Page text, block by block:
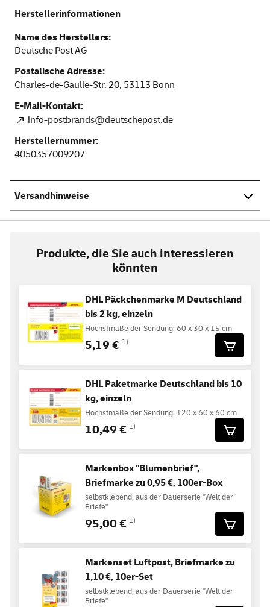
Herstellerinformationen
Name des Herstellers:
Deutsche Post AG
Postalische Adresse:
Charles-de-Gaulle-Str. 20, 53113 Bonn
E-Mail-Kontakt:
info-postbrands@deutschepost.de
Herstellernummer:
4050357009207
Versandhinweise
Produkte, die Sie auch interessieren
könnten
DHL Päckchenmarke M Deutschland
bis 2 kg, einzeln
Höchstmaße der Sendung: 60 x 30 x 15 cm
5,19 € 1)
DHL Paketmarke Deutschland bis 10
kg, einzeln
Höchstmaße der Sendung: 120 x 60 x 60 cm
10,49 € 1)
Markenbox "Blumenbrief",
Briefmarke zu 0,95 €, 100er-Box
selbstklebend, aus der Dauerserie "Welt der
Briefe"
95,00 € 1)
Markenset Luftpost, Briefmarke zu
1,10 €, 10er-Set
selbstklebend, aus der Dauerserie "Welt der
Briefe"